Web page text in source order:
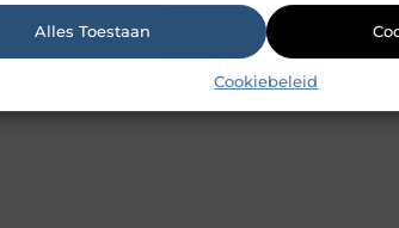
Alles Toestaan
Cookiebeleid